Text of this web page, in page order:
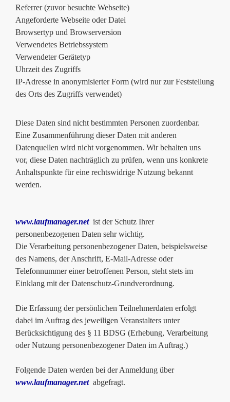
Referrer (zuvor besuchte Webseite)
Angeforderte Webseite oder Datei
Browsertyp und Browserversion
Verwendetes Betriebssystem
Verwendeter Gerätetyp
Uhrzeit des Zugriffs
IP-Adresse in anonymisierter Form (wird nur zur Feststellung
des Orts des Zugriffs verwendet)
Diese Daten sind nicht bestimmten Personen zuordenbar.
Eine Zusammenführung dieser Daten mit anderen
Datenquellen wird nicht vorgenommen. Wir behalten uns
vor, diese Daten nachträglich zu prüfen, wenn uns konkrete
Anhaltspunkte für eine rechtswidrige Nutzung bekannt
werden.
www.laufmanager.netist der Schutz Ihrer
personenbezogenen Daten sehr wichtig.
Die Verarbeitung personenbezogener Daten, beispielsweise
des Namens, der Anschrift, E-Mail-Adresse oder
Telefonnummer einer betroffenen Person, steht stets im
Einklang mit der Datenschutz-Grundverordnung.
Die Erfassung der persönlichen Teilnehmerdaten erfolgt
dabei im Auftrag des jeweiligen Veranstalters unter
Berücksichtigung des § 11 BDSG (Erhebung, Verarbeitung
oder Nutzung personenbezogener Daten im Auftrag.)
Folgende Daten werden bei der Anmeldung über
www.laufmanager.netabgefragt.